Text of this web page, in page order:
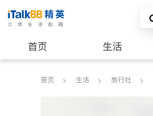
首页 生活
养老 非盈利组织
首页 生活 旅行社